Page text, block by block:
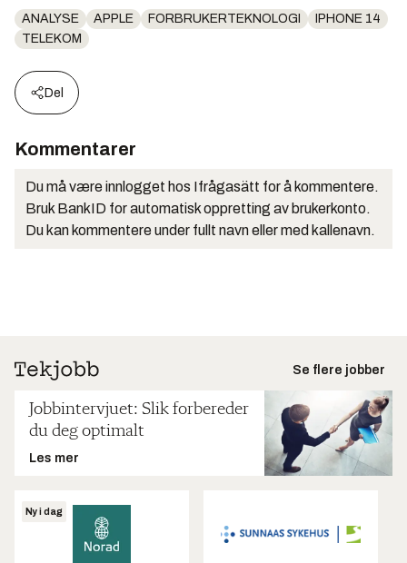
ANALYSE APPLE FORBRUKERTEKNOLOGI
IPHONE 14
TELEKOM
Del
Kommentarer
Du må være innlogget hos Ifrågasätt for å kommentere.
Bruk BankID for automatisk oppretting av brukerkonto.
Du kan kommentere under fullt navn eller med kallenavn.
Se flere jobber
Jobbintervjuet: Slik forbereder
du deg optimalt
Les mer
Ny i dag